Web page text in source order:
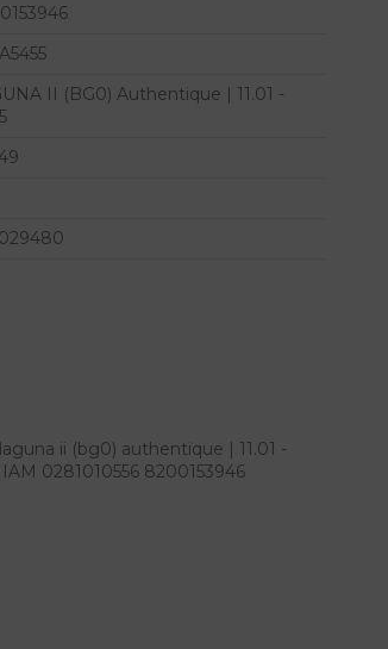
II (BG0) Authentique | 11.01 -
ii (bg0) authentique | 11.01 -
0281010556 8200153946